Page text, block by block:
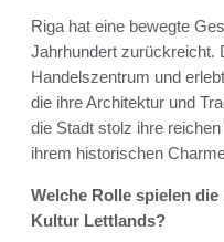
Riga hat eine bewegte
Jahrhundert zurückreicht.
Handelszentrum und
die ihre Architektur und
die Stadt stolz ihre
ihrem historischen
Welche Rolle spielen
Kultur Lettlands?